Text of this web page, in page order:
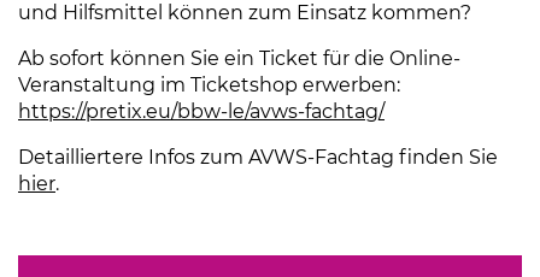
und Hilfsmittel können zum Einsatz kommen?
Ab sofort können Sie ein Ticket für die Online-
Veranstaltung im Ticketshop erwerben:
https://pretix.eu/bbw-le/avws-fachtag/(Link öffnet
Detailliertere Infos zum AVWS-Fachtag finden Sie
hier(Link öffnet einen neuen Tab)
.